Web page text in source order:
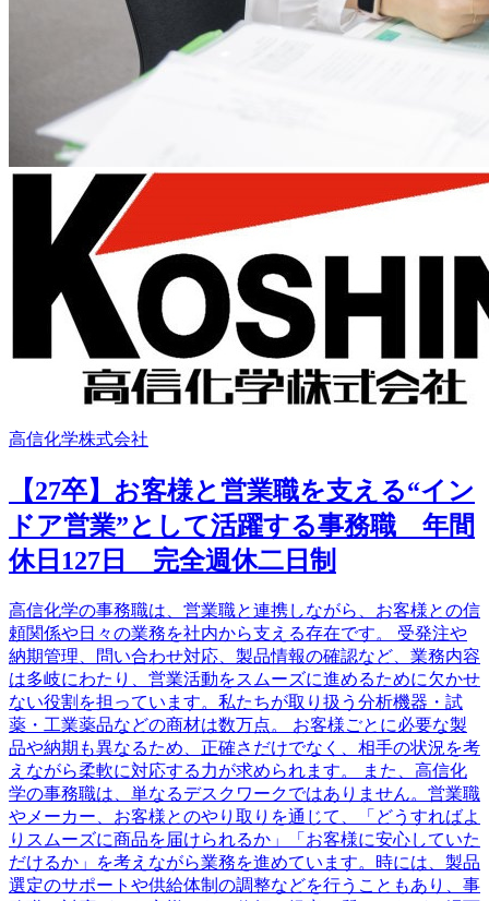
高信化学株式会社
【27卒】お客様と営業職を支える“イン
ドア営業”として活躍する事務職 年間
休日127日 完全週休二日制
高信化学の事務職は、営業職と連携しながら、お客様との信
頼関係や日々の業務を社内から支える存在です。 受発注や
納期管理、問い合わせ対応、製品情報の確認など、業務内容
は多岐にわたり、営業活動をスムーズに進めるために欠かせ
ない役割を担っています。私たちが取り扱う分析機器・試
薬・工業薬品などの商材は数万点。 お客様ごとに必要な製
品や納期も異なるため、正確さだけでなく、相手の状況を考
えながら柔軟に対応する力が求められます。 また、高信化
学の事務職は、単なるデスクワークではありません。営業職
やメーカー、お客様とのやり取りを通じて、「どうすればよ
りスムーズに商品を届けられるか」「お客様に安心していた
だけるか」を考えながら業務を進めています。時には、製品
選定のサポートや供給体制の調整などを行うこともあり、事